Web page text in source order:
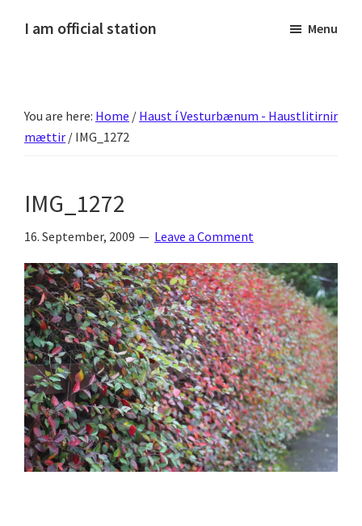
I am official station
fréttir
af
annað
skemmtilegt
:)
Menu
You are here: Home / Haust í Vesturbænum - Haustlitirnir
mættir / IMG_1272
IMG_1272
16. September, 2009 Leave a Comment